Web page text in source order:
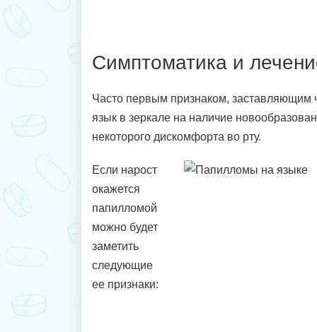
Симптоматика и
Часто первым признаком, заставляющим
язык в зеркале на наличие
некоторого дискомфорта во рту.
Если нарост
окажется
папилломой
можно будет
заметить
следующие
ее признаки: